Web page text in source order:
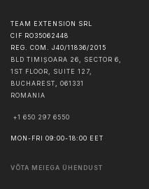
TEAM EXTENSION SRL
CIF RO35062448
REG. COM. J40/11836/2015
BLD TIMIȘOARA 26, SECTOR 6,
1ST FLOOR, SUITE 127,
BUCHAREST
061331
ROMANIA
+1 650 297 6550
MON-FRI 09:00-18:00 EET
VÕTA MEIEGA ÜHENDUST